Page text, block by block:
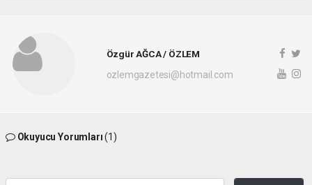
Özgür AĞCA / ÖZLEM
ozlemgazetesi@hotmail.com
Okuyucu Yorumları(1)